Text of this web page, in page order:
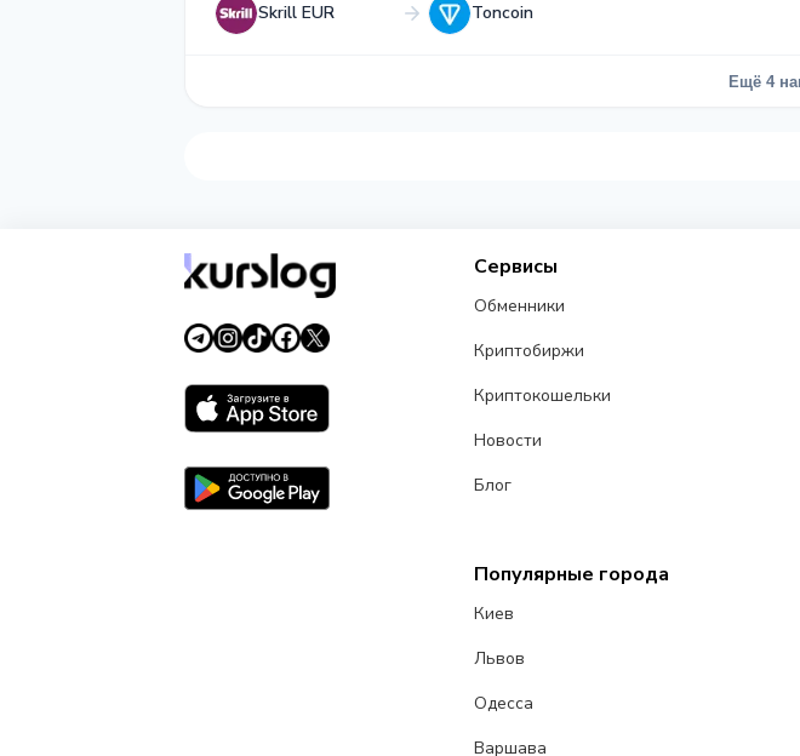
Skrill EUR Toncoin
Ещё 4
Сервисы
Обменники
Криптобиржи
Криптокошельки
Новости
Блог
Популярные города
Киев
Львов
Одесса
Варшава